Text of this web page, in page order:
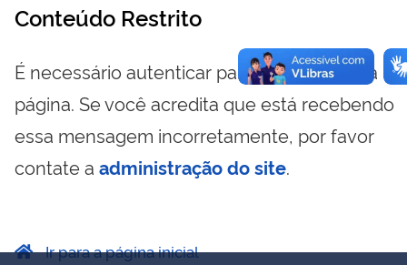
Conteúdo Restrito
É necessário autenticar para visualizar essa
página. Se você acredita que está recebendo
essa mensagem incorretamente, por favor
contate a administração do site.
Ir para a página inicial